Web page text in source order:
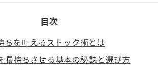
目次
ちを叶えるストック術とは
長持ちさせる基本の秘訣と選び方